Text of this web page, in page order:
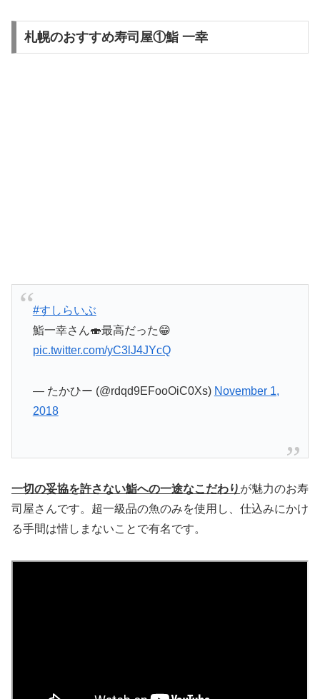
札幌のおすすめ寿司屋①鮨 一幸
#すしらいぶ
鮨一幸さん🍣最高だった😁
pic.twitter.com/yC3lJ4JYcQ
— たかひー (@rdqd9EFooOiC0Xs) November 1,
2018
一切の妥協を許さない鮨への一途なこだわり が魅力のお寿
司屋さんです。超一級品の魚のみを使用し、仕込みにかけ
る手間は惜しまないことで有名です。